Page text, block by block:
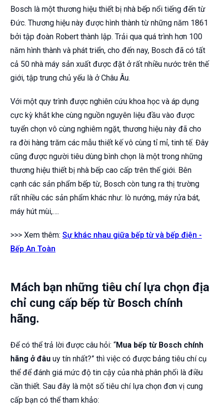
Bosch là một thương hiệu thiết bị nhà bếp nổi tiếng đến từ
Đức. Thương hiệu này được hình thành từ những năm 1861
bởi tập đoàn Robert thành lập. Trải qua quá trình hơn 100
năm hình thành và phát triển, cho đến nay, Bosch đã có tất
cả 50 nhà máy sản xuất được đặt ở rất nhiều nước trên thế
giới, tập trung chủ yếu là ở Châu Âu.
Với một quy trình được nghiên cứu khoa học và áp dụng
cực kỳ khắt khe cùng nguồn nguyên liệu đầu vào được
tuyển chọn vô cùng nghiêm ngặt, thương hiệu này đã cho
ra đời hàng trăm các mẫu thiết kế vô cùng tỉ mỉ, tinh tế. Đây
cũng được người tiêu dùng bình chọn là một trong những
thương hiệu thiết bị nhà bếp cao cấp trên thế giới. Bên
cạnh các sản phẩm bếp từ, Bosch còn tung ra thị trường
rất nhiều các sản phẩm khác như: lò nướng, máy rửa bát,
máy hút mùi,….
>>> Xem thêm: Sự khác nhau giữa bếp từ và bếp điện -
Bếp An Toàn
Mách bạn những tiêu chí lựa chọn địa
chỉ cung cấp bếp từ Bosch chính
hãng.
Để có thể trả lời được câu hỏi: “Mua bếp từ Bosch chính
hãng ở đâu uy tín nhất?” thì việc có được bảng tiêu chí cụ
thể để đánh giá mức độ tin cậy của nhà phân phối là điều
cần thiết. Sau đây là một số tiêu chí lựa chọn đơn vị cung
cấp bạn có thể tham khảo: